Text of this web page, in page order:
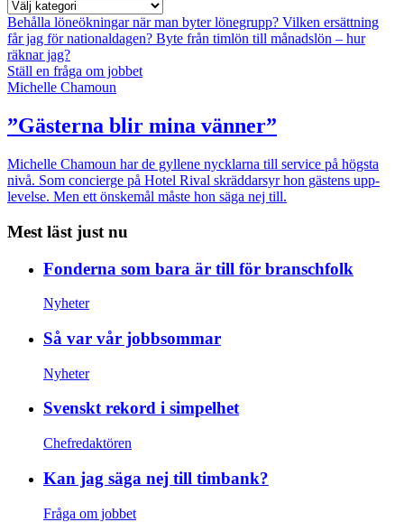
Behålla löneökningar när man byter lönegrupp? Vilken ersättning
får jag för nationaldagen? Byte från timlön till månadslön – hur
räknar jag?
Ställ en fråga om jobbet
Michelle Chamoun
”Gästerna blir mina vänner”
Michelle Chamoun har de gyllene nycklarna till service på högsta
nivå. Som concierge på Hotel Rival skräddarsyr hon gästens upp­
levelse. Men ett önskemål måste hon säga nej till.
Mest läst just nu
Fonderna som bara är till för branschfolk
Nyheter
Så var vår jobbsommar
Nyheter
Svenskt rekord i simpelhet
Chefredaktören
Kan jag säga nej till timbank?
Fråga om jobbet